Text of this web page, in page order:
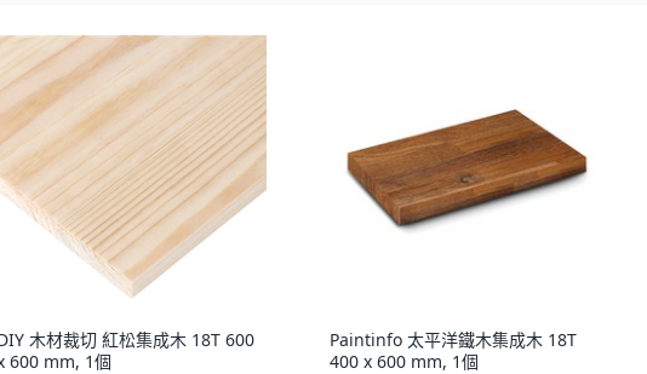
木材裁切 紅松集成木 18T 600
600 mm, 1個
Paintinfo 太平洋鐵木集成木 18T
400 x 600 mm, 1個